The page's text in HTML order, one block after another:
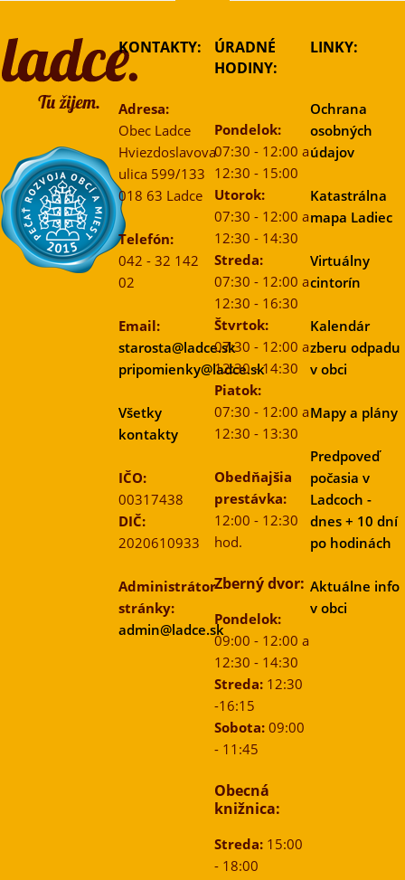
KONTAKTY:
Adresa:
Obec Ladce
Hviezdoslavova
ulica 599/133
018 63 Ladce
Telefón:
042 - 32 142
02
Email:
starosta@ladce.sk
pripomienky@ladce.sk
Všetky
kontakty
IČO:
00317438
DIČ:
2020610933
Administrátor
stránky:
admin@ladce.sk
ÚRADNÉ
HODINY:
Pondelok:
07:30 - 12:00 a
12:30 - 15:00
Utorok:
07:30 - 12:00 a
12:30 - 14:30
Streda:
07:30 - 12:00 a
12:30 - 16:30
Štvrtok:
07:30 - 12:00 a
12:30 - 14:30
Piatok:
07:30 - 12:00 a
12:30 - 13:30
Obedňajšia
prestávka:
12:00 - 12:30
hod.
Zberný dvor:
Pondelok:
09:00 - 12:00 a
12:30 - 14:30
Streda:12:30
-16:15
Sobota:09:00
- 11:45
Obecná
knižnica:
Streda:15:00
- 18:00
LINKY:
Ochrana
osobných
údajov
Katastrálna
mapa Ladiec
Virtuálny
cintorín
Kalendár
zberu odpadu
v obci
Mapy a plány
Predpoveď
počasia v
Ladcoch -
dnes + 10 dní
po hodinách
Aktuálne info
v obci